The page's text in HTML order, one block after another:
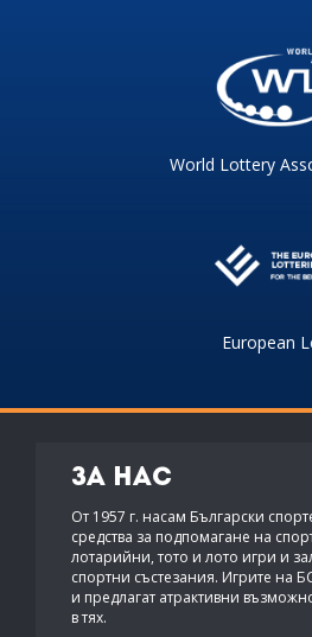
World Lottery
European
За нас
От 1957 г. насам Български
средства за подпомагане на
лотарийни, тото и лото игри и
спортни състезания. Игрите на
и предлагат атрактивни
в тях.